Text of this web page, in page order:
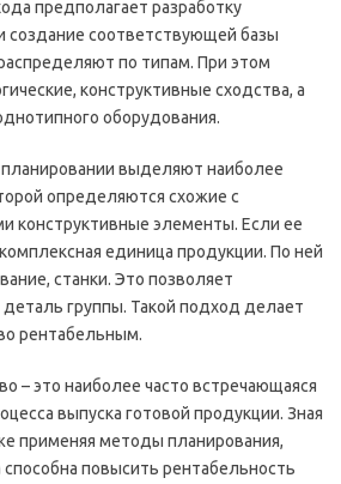
предполагает разработку
создание соответствующей базы
по типам. При этом
конструктивные сходства, а
оборудования.
выделяют наиболее
определяются схожие с
конструктивные элементы. Если ее
единица продукции. По ней
станки. Это позволяет
группы. Такой подход делает
рентабельным.
– это наиболее часто встречающаяся
выпуска готовой продукции. Зная
применяя методы планирования,
повысить рентабельность